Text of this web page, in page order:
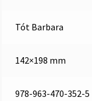
Tót Barbara
142×198 mm
978-963-470-352-5